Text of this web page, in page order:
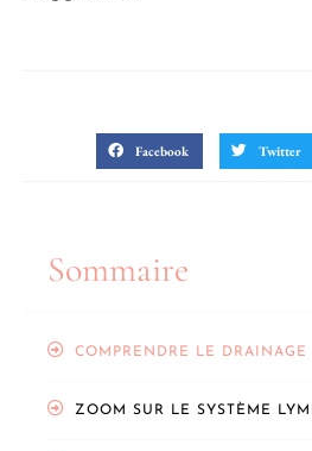
Facebook Twitter
Sommaire
COMPRENDRE LE DRAINAGE
ZOOM SUR LE SYSTÈME